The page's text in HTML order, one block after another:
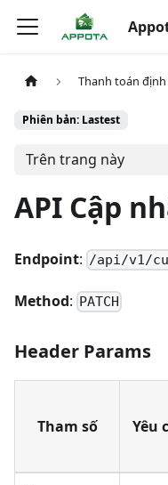
Thanh toán
Phiên bản: Lastest
Trên trang này
API Cập
Endpoint: /api/v1/
Method: PATCH
Header Params
Tham số Yêu